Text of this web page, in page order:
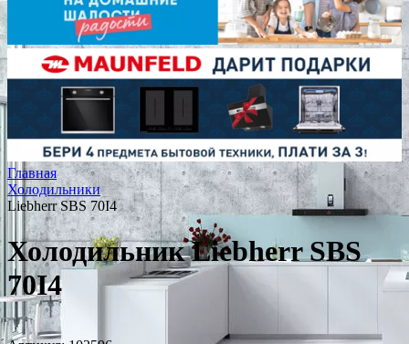
Главная
Холодильники
Liebherr SBS 70I4
Холодильник Liebherr SBS
70I4